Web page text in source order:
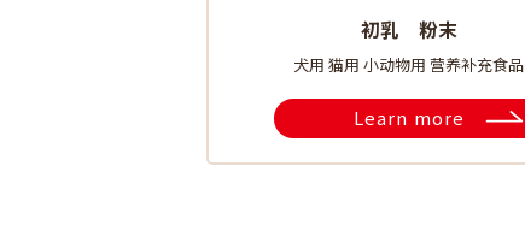
初乳 粉末
犬用 猫用 小动物用 营养补充食品
Learn more